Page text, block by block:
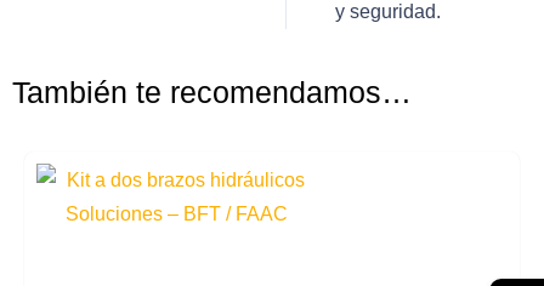
y seguridad.
También te recomendamos…